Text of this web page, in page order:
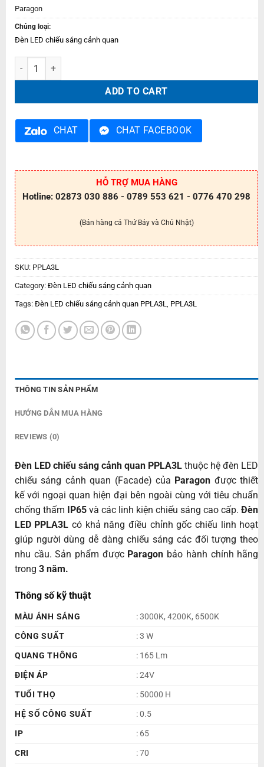
Paragon
Chủng loại:
Đèn LED chiếu sáng cảnh quan
Đèn LED chiếu sáng cảnh quan PPLA3L quantity
ADD TO CART
CHAT CHAT FACEBOOK
HỖ TRỢ MUA HÀNG
Hotline: 02873 030 886 - 0789 553 621 - 0776 470 298
(Bán hàng cả Thứ Bảy và Chủ Nhật)
SKU: PPLA3L
Category: Đèn LED chiếu sáng cảnh quan
Tags: Đèn LED chiếu sáng cảnh quan PPLA3L PPLA3L
THÔNG TIN SẢN PHẨM
HƯỚNG DẪN MUA HÀNG
REVIEWS (0)
Đèn LED chiếu sáng cảnh quan PPLA3L thuộc hệ đèn LED
chiếu sáng cảnh quan (Facade) của Paragon được thiết
kế với ngoại quan hiện đại bên ngoài cùng với tiêu chuẩn
chống thấm IP65 và các linh kiện chiếu sáng cao cấp.Đèn
LED PPLA3Lcó khả năng điều chỉnh gốc chiếu linh hoạt
giúp người dùng dễ dàng chiếu sáng các đối tượng theo
nhu cầu. Sản phẩm được Paragon bảo hành chính hãng
trong 3 năm.
Thông số kỹ thuật
MÀU ÁNH SÁNG
: 3000K, 4200K, 6500K
CÔNG SUẤT
: 3 W
QUANG THÔNG
: 165 Lm
ĐIỆN ÁP
: 24V
TUỔI THỌ
: 50000 H
HỆ SỐ CÔNG SUẤT
: 0.5
IP
: 65
CRI
: 70